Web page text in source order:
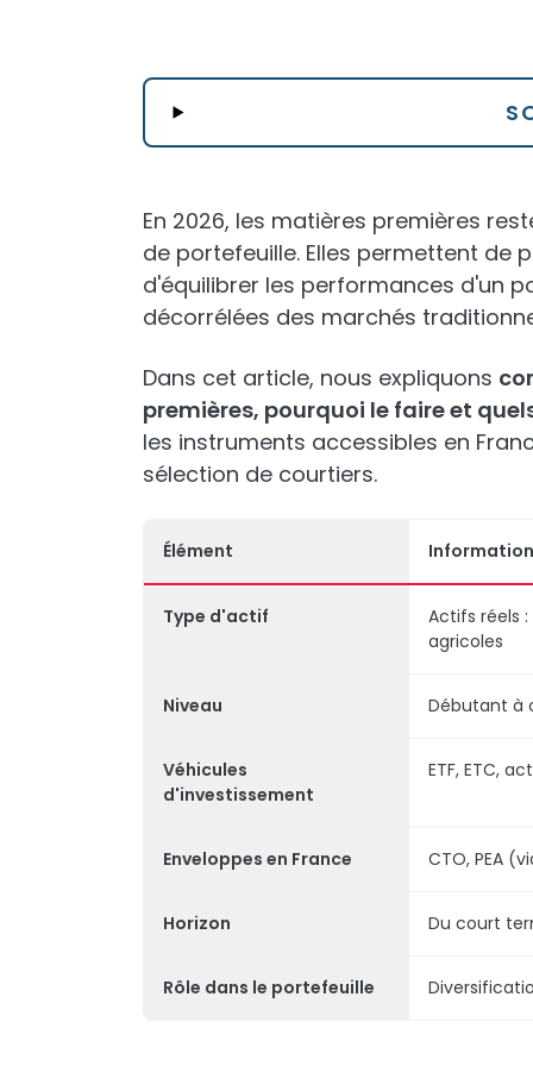
En 2026, les matières premières
de portefeuille. Elles permettent de
d'équilibrer les performances d'un
décorrélées des marchés
Dans cet article, nous expliquons
premières, pourquoi le faire et
les instruments accessibles en
sélection de courtiers.
Élément Information
Type d'actif
Actifs réels
agricoles
Niveau Débutant à
Véhicules
d'investissement
ETF, ETC,
Enveloppes en France CTO, PEA
Horizon Du court
Rôle dans le portefeuille